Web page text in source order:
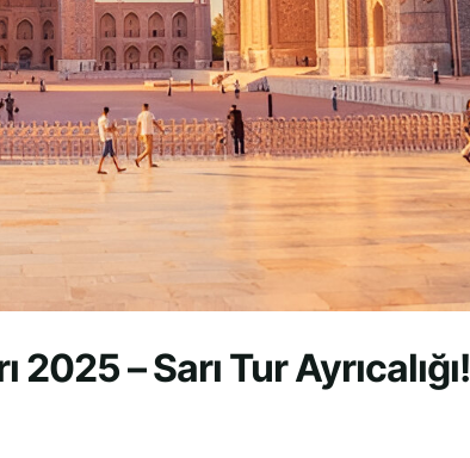
– Sarı Tur Ayrıcalığı!